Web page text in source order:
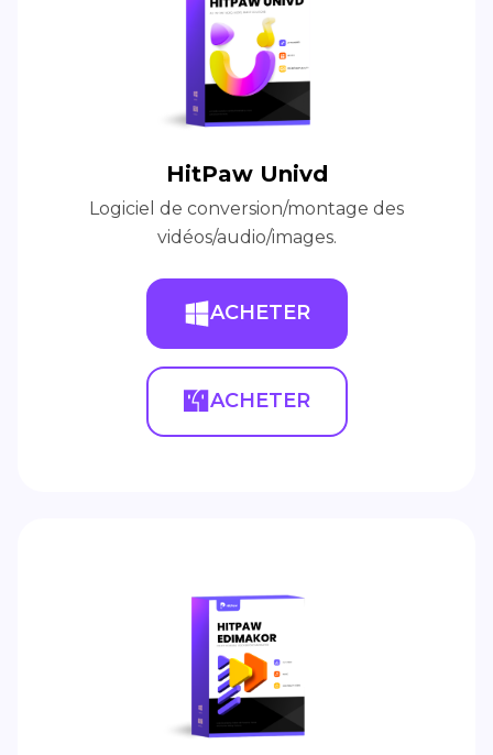
HitPaw Univd
Logiciel de conversion/montage des
vidéos/audio/images.
ACHETER
ACHETER